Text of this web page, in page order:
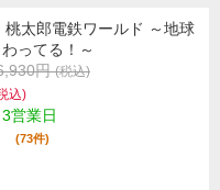
桃太郎電鉄ワールド ～地球
ってる！～
円(税込)
込)
営業日
(73件)